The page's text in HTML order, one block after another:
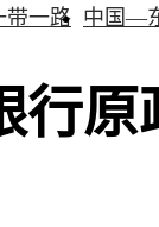
带一路 中国—
行